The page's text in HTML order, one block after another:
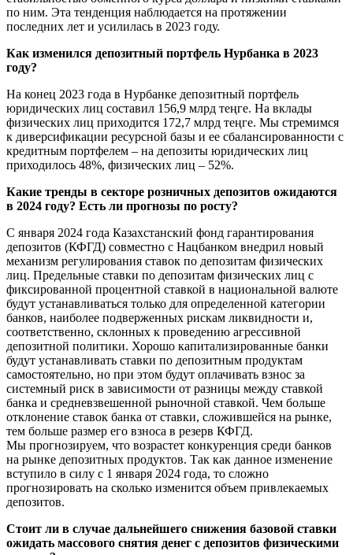
по ним. Эта тенденция наблюдается на протяжении
последних лет и усилилась в 2023 году.
Как изменился депозитный портфель Нурбанка в 2023
году?
На конец 2023 года в Нурбанке депозитный портфель
юридических лиц составил 156,9 млрд теңге. На вклады
физических лиц приходится 172,7 млрд теңге. Мы стремимся
к диверсификации ресурсной базы и ее сбалансированности с
кредитным портфелем – на депозиты юридических лиц
приходилось 48%, физических лиц – 52%.
Какие тренды в секторе розничных депозитов ожидаются
в 2024 году? Есть ли прогнозы по росту?
С января 2024 года Казахстанский фонд гарантирования
депозитов (КФГД) совместно с Нацбанком внедрил новый
механизм регулирования ставок по депозитам физических
лиц. Предельные ставки по депозитам физических лиц с
фиксированной процентной ставкой в национальной валюте
будут устанавливаться только для определенной категории
банков, наиболее подверженных рискам ликвидности и,
соответственно, склонных к проведению агрессивной
депозитной политики. Хорошо капитализированные банки
будут устанавливать ставки по депозитным продуктам
самостоятельно, но при этом будут оплачивать взнос за
системный риск в зависимости от разницы между ставкой
банка и средневзвешенной рыночной ставкой. Чем больше
отклонение ставок банка от ставки, сложившейся на рынке,
тем больше размер его взноса в резерв КФГД.
Мы прогнозируем, что возрастет конкуренция среди банков
на рынке депозитных продуктов. Так как данное изменение
вступило в силу с 1 января 2024 года, то сложно
прогнозировать на сколько изменится объем привлекаемых
депозитов.
Стоит ли в случае дальнейшего снижения базовой ставки
ожидать массового снятия денег с депозитов физическими